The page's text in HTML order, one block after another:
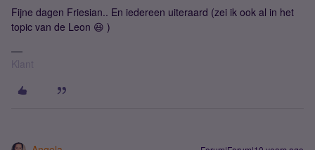
Fijne dagen Friesian.. En iedereen uiteraard (zei ik ook al in het
topic van de Leon 😃 )
Klant